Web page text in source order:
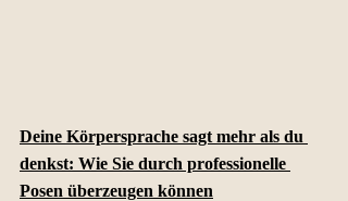
Deine Körpersprache sagt mehr als du
denkst: Wie Sie durch professionelle
Posen überzeugen können